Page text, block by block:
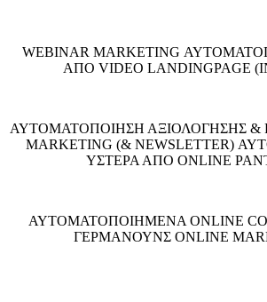
WEBINAR MARKETING
ΑΠΟ VIDEO LANDINGPAGE
ΑΥΤΟΜΑΤΟΠΟΙΗΣΗ ΑΞΙΟΛΟΓΗΣΗΣ &
MARKETING (& NEWSLETTER)
ΥΣΤΕΡΑ ΑΠΟ ONLINE
ΑΥΤΟΜΑΤΟΠΟΙΗΜΕΝΑ ONLINE
ΓΕΡΜΑΝΟΥΝΣ ONLINE